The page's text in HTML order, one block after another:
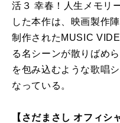
活３ 幸春！人生メモリ
した本作は、映画製作
制作されたMUSIC
る名シーンが散りばめ
を包み込むような歌唱
なっている。
【さだまさし オフィシ